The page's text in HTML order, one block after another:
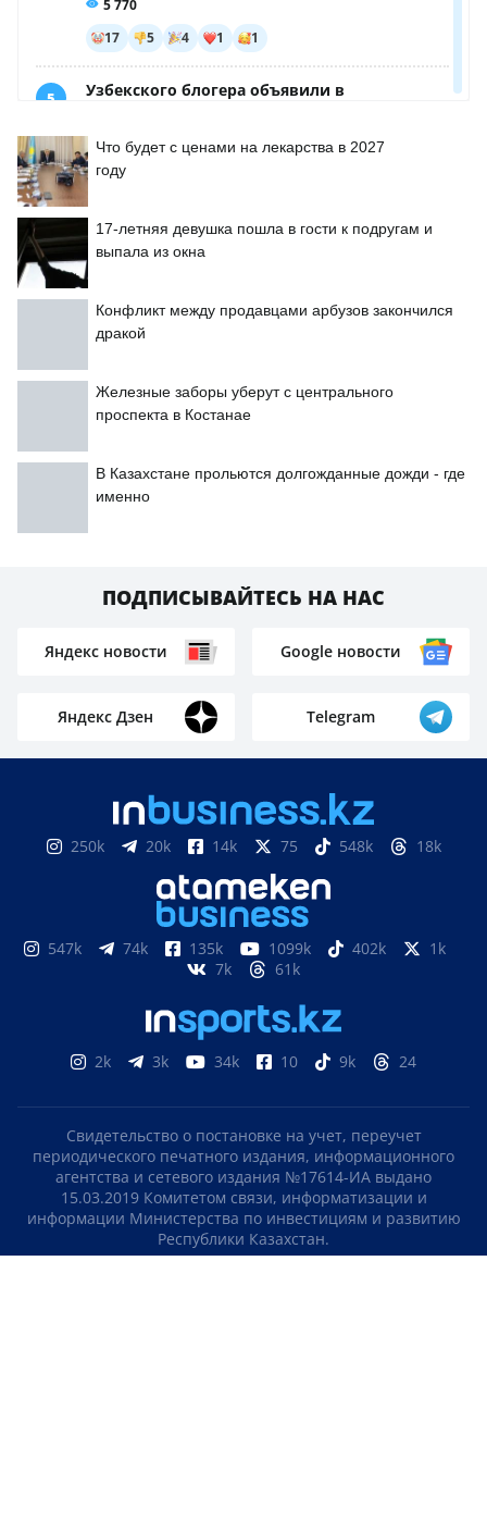
Что будет с ценами на лекарства в 2027
году
17-летняя девушка пошла в гости к подругам и
выпала из окна
Конфликт между продавцами арбузов закончился
дракой
Железные заборы уберут с центрального
проспекта в Костанае
В Казахстане прольются долгожданные дожди - где
именно
ПОДПИСЫВАЙТЕСЬ НА НАС
Яндекс новости Google новости
Яндекс Дзен Telegram
250k 20k 14k 75 548k 18k
547k 74k 135k 1099k 402k
1k
7k
61k
2k 3k 34k 10 9k 24
Свидетельство о постановке на учет, переучет
периодического печатного издания, информационного
агентства и сетевого издания №17614-ИА выдано
15.03.2019 Комитетом связи, информатизации и
информации Министерства по инвестициям и развитию
Республики Казахстан.